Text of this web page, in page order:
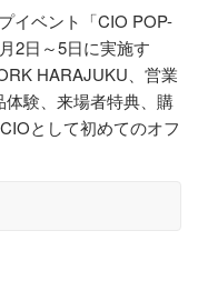
イベント「CIO POP-
2日～5日に実施す
HARAJUKU、営業
験、来場者特典、購
として初めてのオフ